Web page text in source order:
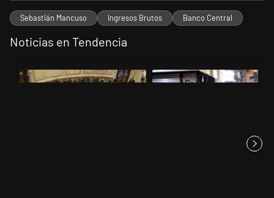
Sebastián Mancuso Ingresos Brutos Banco Central
Noticias en Tendencia
Un artículo de tendencia con el título "El Senado dio media sanción
Un artículo de tendencia con el